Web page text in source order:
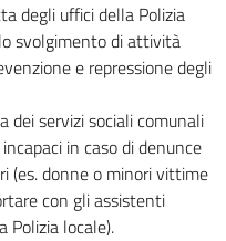
degli uffici della Polizia
svolgimento di attività
e repressione degli
dei servizi sociali comunali
in caso di denunce
(es. donne o minori vittime
con gli assistenti
Polizia locale).